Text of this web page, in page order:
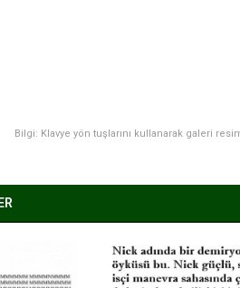
Bilgi: Klavye yön tuşlarını kullanarak galeri